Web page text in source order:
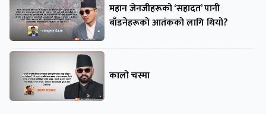
महान जेनजीहरूको ‘सहादत’ पानी
बाँडनेहरूको आतंकको लागि थियो?
कालो चस्मा